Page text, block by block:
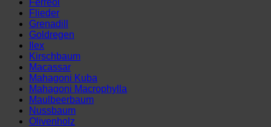
Flieder
Grenadill
Goldregen
Ilex
Kirschbaum
Macassar
Mahagoni Kuba
Mahagoni Macrophylla
Maulbeerbaum
Nussbaum
Olivenholz